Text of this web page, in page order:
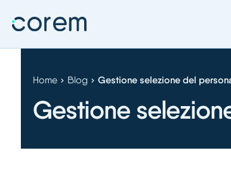
Gestione
Home Blog Gestione selezione del